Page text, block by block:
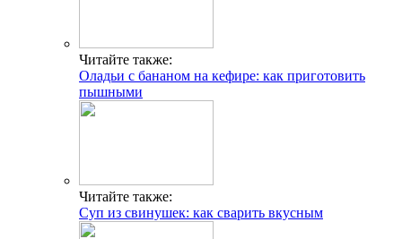
Читайте также:
Оладьи с бананом на кефире: как приготовить
пышными
Читайте также:
Суп из свинушек: как сварить вкусным